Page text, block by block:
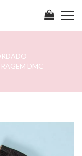
DMC